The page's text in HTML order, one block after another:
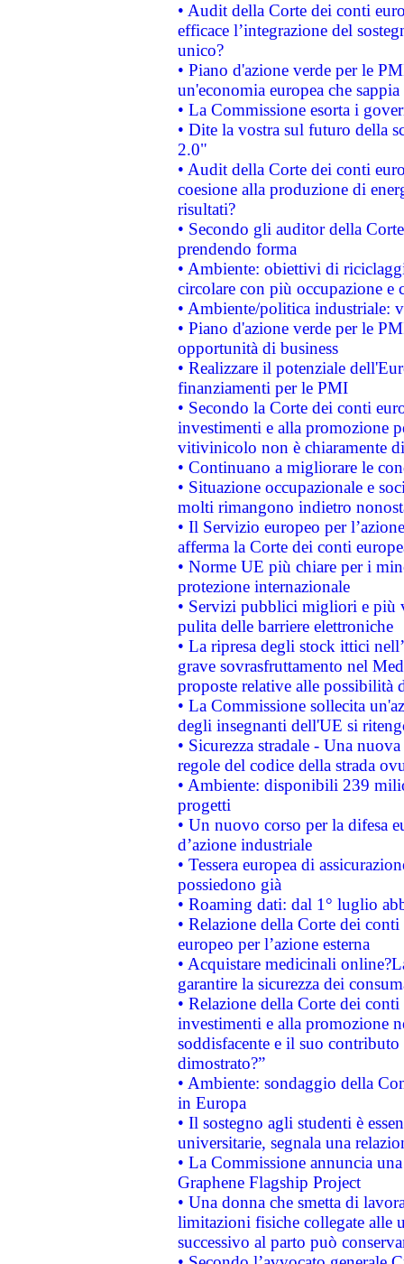
• Audit della Corte dei conti
efficace l’integrazione del
unico?
• Piano d'azione verde per le
un'economia europea che
• La Commissione esorta i
• Dite la vostra sul futuro della
2.0"
• Audit della Corte dei conti
coesione alla produzione di
risultati?
• Secondo gli auditor della
prendendo forma
• Ambiente: obiettivi di
circolare con più occupazione e
• Ambiente/politica industriale:
• Piano d'azione verde per le
opportunità di business
• Realizzare il potenziale
finanziamenti per le PMI
• Secondo la Corte dei conti
investimenti e alla promozione
vitivinicolo non è chiaramente
• Continuano a migliorare le
• Situazione occupazionale e
molti rimangono indietro
• Il Servizio europeo per
afferma la Corte dei conti
• Norme UE più chiare per i
protezione internazionale
• Servizi pubblici migliori e più
pulita delle barriere elettroniche
• La ripresa degli stock ittici
grave sovrasfruttamento nel
proposte relative alle possibilità
• La Commissione sollecita
degli insegnanti dell'UE si
• Sicurezza stradale - Una
regole del codice della strada
• Ambiente: disponibili 239
progetti
• Un nuovo corso per la difesa
d’azione industriale
• Tessera europea di
possiedono già
• Roaming dati: dal 1° luglio
• Relazione della Corte dei
europeo per l’azione esterna
• Acquistare medicinali
garantire la sicurezza dei
• Relazione della Corte dei
investimenti e alla promozione
soddisfacente e il suo
dimostrato?”
• Ambiente: sondaggio della
in Europa
• Il sostegno agli studenti è
universitarie, segnala una
• La Commissione annuncia
Graphene Flagship Project
• Una donna che smetta di
limitazioni fisiche collegate alle
successivo al parto può